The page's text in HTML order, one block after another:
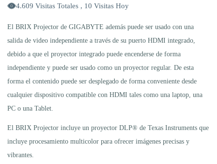
4.609 Visitas Totales , 10 Visitas Hoy
El BRIX Projector de GIGABYTE además puede ser usado con una
salida de video independiente a través de su puerto HDMI integrado,
debido a que el proyector integrado puede encenderse de forma
independiente y puede ser usado como un proyector regular. De esta
forma el contenido puede ser desplegado de forma conveniente desde
cualquier dispositivo compatible con HDMI tales como una laptop, una
PC o una Tablet.
El BRIX Projector incluye un proyector DLP® de Texas Instruments que
incluye procesamiento multicolor para ofrecer imágenes precisas y
vibrantes.